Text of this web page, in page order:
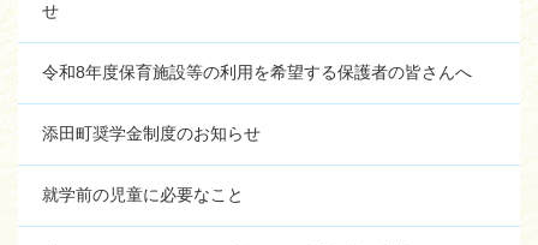
せ
令和8年度保育施設等の利用を希望する保護者の皆さんへ
添田町奨学金制度のお知らせ
就学前の児童に必要なこと